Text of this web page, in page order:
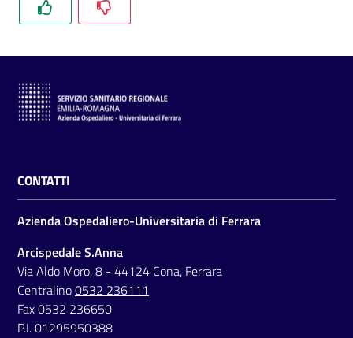
CONTATTI
Azienda Ospedaliero-Universitaria di Ferrara
Arcispedale S.Anna
Via Aldo Moro, 8 - 44124 Cona, Ferrara
Centralino0532 236111
Fax 0532 236650
P.I. 01295950388